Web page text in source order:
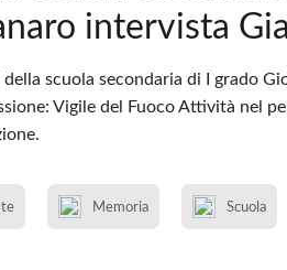
intervista
scuola secondaria di I grado
Vigile del Fuoco Attività nel
Memoria Scuola